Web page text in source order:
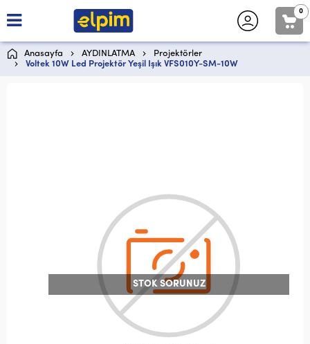
0
Anasayfa AYDINLATMA
Projektörler
Voltek 10W Led Projektör Yeşil Işık VFS010Y-SM-10W
STOK SORUNUZ